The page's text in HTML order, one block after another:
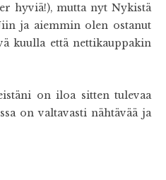
hyviä!), mutta nyt Nykistä
ja aiemmin olen ostanut
kuulla että nettikauppakin
on iloa sitten tulevaa
on valtavasti nähtävää ja